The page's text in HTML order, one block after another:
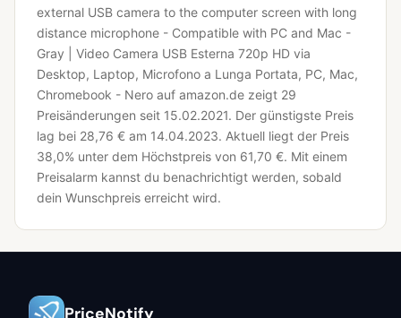
external USB camera to the computer screen with long
distance microphone - Compatible with PC and Mac -
Gray | Video Camera USB Esterna 720p HD via
Desktop, Laptop, Microfono a Lunga Portata, PC, Mac,
Chromebook - Nero auf amazon.de zeigt 29
Preisänderungen seit 15.02.2021. Der günstigste Preis
lag bei 28,76 € am 14.04.2023. Aktuell liegt der Preis
38,0% unter dem Höchstpreis von 61,70 €. Mit einem
Preisalarm kannst du benachrichtigt werden, sobald
dein Wunschpreis erreicht wird.
PriceNotify